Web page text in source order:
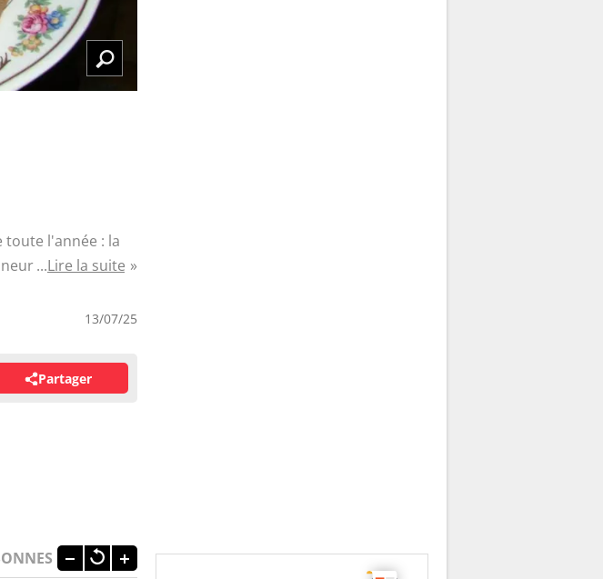
toute l'année : la
les noix de
cette
Lire la suite
13/07/25
Partager